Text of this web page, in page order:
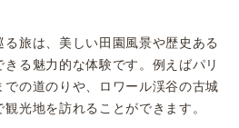
旅は、美しい田園風景や歴史ある
る魅力的な体験です。例えばパリ
の道のりや、ロワール渓谷の古城
光地を訪れることができます。